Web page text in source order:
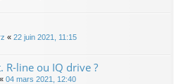
« 22 juin 2021, 11:15
R-line ou IQ drive ?
« 04 mars 2021, 12:40